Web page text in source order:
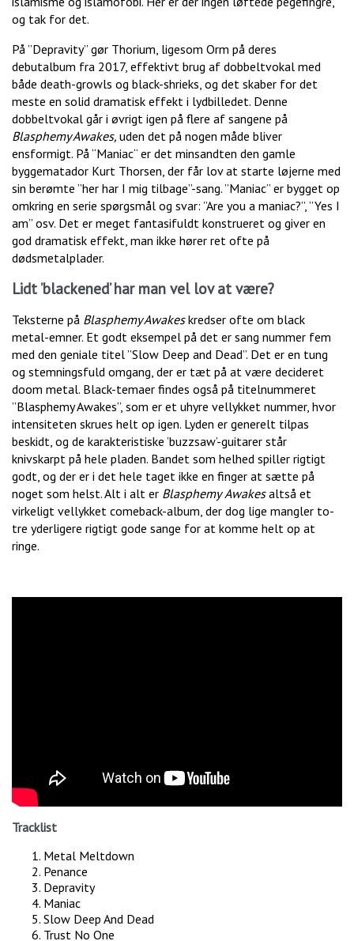
og tak for det.
På ”Depravity” gør Thorium, ligesom Orm på deres
debutalbum fra 2017, effektivt brug af dobbeltvokal med
både death-growls og black-shrieks, og det skaber for det
meste en solid dramatisk effekt i lydbilledet. Denne
dobbeltvokal går i øvrigt igen på flere af sangene på
Blasphemy Awakes, uden det på nogen måde bliver
ensformigt. På “Maniac“ er det minsandten den gamle
byggematador Kurt Thorsen, der får lov at starte løjerne med
sin berømte ”her har I mig tilbage”-sang. ”Maniac” er bygget op
omkring en serie spørgsmål og svar: ”Are you a maniac?”, ”Yes I
am” osv. Det er meget fantasifuldt konstrueret og giver en
god dramatisk effekt, man ikke hører ret ofte på
dødsmetalplader.
Lidt ’blackened’ har man vel lov at være?
Teksterne på Blasphemy Awakeskredser ofte om black
metal-emner. Et godt eksempel på det er sang nummer fem
med den geniale titel ”Slow Deep and Dead”. Det er en tung
og stemningsfuld omgang, der er tæt på at være decideret
doom metal. Black-temaer findes også på titelnummeret
”Blasphemy Awakes”, som er et uhyre vellykket nummer, hvor
intensiteten skrues helt op igen. Lyden er generelt tilpas
beskidt, og de karakteristiske ’buzzsaw’-guitarer står
knivskarpt på hele pladen. Bandet som helhed spiller rigtigt
godt, og der er i det hele taget ikke en finger at sætte på
noget som helst. Alt i alt er Blasphemy Awakesaltså et
virkeligt vellykket comeback-album, der dog lige mangler to-
tre yderligere rigtigt gode sange for at komme helt op at
ringe.
Tracklist
Metal Meltdown
Penance
Depravity
Maniac
Slow Deep And Dead
Trust No One